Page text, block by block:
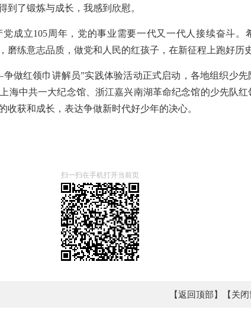
到了锻炼与成长，我感到欣慰。
成立105周年，党的事业需要一代又一代人接续奋斗。
磨练意志品质，做党和人民的红孩子，在新征程上跑好历
做红领巾讲解员”实践体验活动正式启动，各地组织少先
海中共一大纪念馆、浙江嘉兴南湖革命纪念馆的少先队
收获和成长，表达争做新时代好少年的决心。
扫一扫在手机打开当前页
【返回顶部】 【关